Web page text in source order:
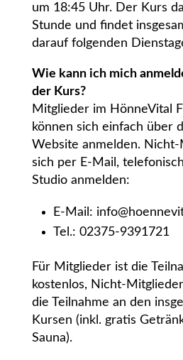
um 18:45 Uhr. Der Kurs
Stunde und findet
darauf folgenden
Wie kann ich mich
der Kurs?
Mitglieder im HönneVital
können sich einfach über
Website anmelden.
sich per E-Mail,
Studio anmelden:
E-Mail:
Tel.: 02375-9391721
Für Mitglieder ist die
kostenlos, Nicht-
die Teilnahme an den
Kursen (inkl. gratis
Sauna).